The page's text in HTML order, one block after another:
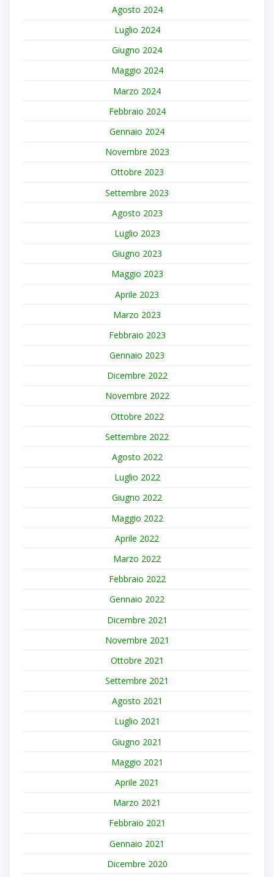
Agosto 2024
Luglio 2024
Giugno 2024
Maggio 2024
Marzo 2024
Febbraio 2024
Gennaio 2024
Novembre 2023
Ottobre 2023
Settembre 2023
Agosto 2023
Luglio 2023
Giugno 2023
Maggio 2023
Aprile 2023
Marzo 2023
Febbraio 2023
Gennaio 2023
Dicembre 2022
Novembre 2022
Ottobre 2022
Settembre 2022
Agosto 2022
Luglio 2022
Giugno 2022
Maggio 2022
Aprile 2022
Marzo 2022
Febbraio 2022
Gennaio 2022
Dicembre 2021
Novembre 2021
Ottobre 2021
Settembre 2021
Agosto 2021
Luglio 2021
Giugno 2021
Maggio 2021
Aprile 2021
Marzo 2021
Febbraio 2021
Gennaio 2021
Dicembre 2020